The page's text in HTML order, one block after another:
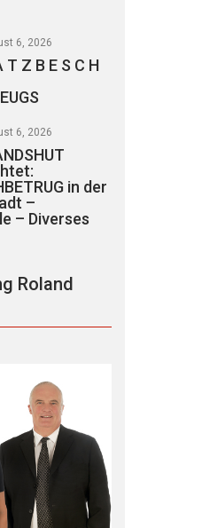
6, 2026
Z B E S C H
6, 2026
in der
–
– Diverses
Roland